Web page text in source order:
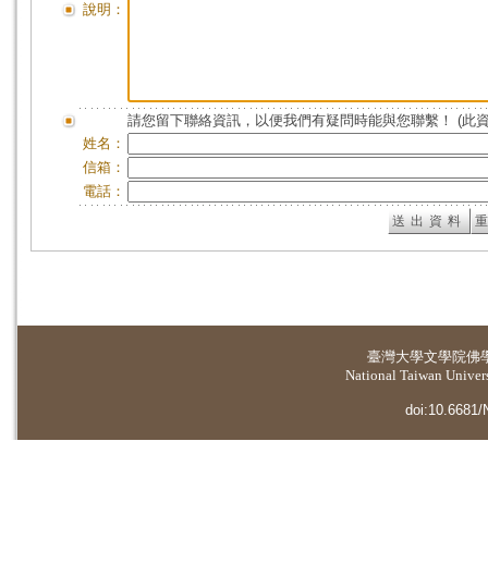
說明：
請您留下聯絡資訊，以便我們有疑問時能與您聯繫！ (此
姓名：
信箱：
電話：
臺灣大學文學院佛
National Taiwan
doi:10.6681/